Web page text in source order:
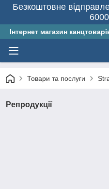
Безкоштовне
Інтернет магазин
Товари та послуги
Репродукції